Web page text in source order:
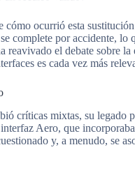
cómo ocurrió esta
complete por accidente, lo
reavivado el debate sobre
es cada vez más
críticas mixtas, su legado
Aero, que
y, a menudo, se